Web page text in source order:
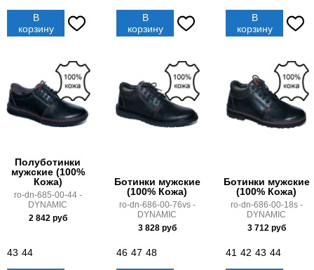
В
корзину
В
корзину
В
корзину
Полуботинки
мужские (100%
Кожа)
ro-dn-685-00-44 -
DYNAMIC
2 842руб
43 44
Ботинки мужские
(100% Кожа)
ro-dn-686-00-76vs -
DYNAMIC
3 828руб
46 47 48
Ботинки мужские
(100% Кожа)
ro-dn-686-00-18s -
DYNAMIC
3 712руб
41 42 43 44